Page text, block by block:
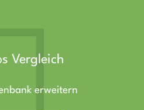
Vergleich
erweitern